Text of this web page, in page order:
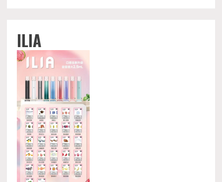
ILIA